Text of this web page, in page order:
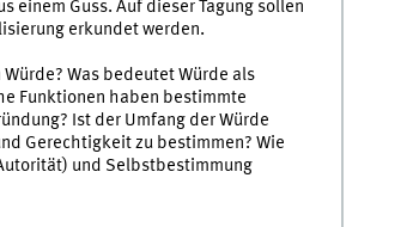
Guss. Auf dieser Tagung sollen
erkundet werden.
Was bedeutet Würde als
Funktionen haben bestimmte
Ist der Umfang der Würde
Gerechtigkeit zu bestimmen? Wie
und Selbstbestimmung